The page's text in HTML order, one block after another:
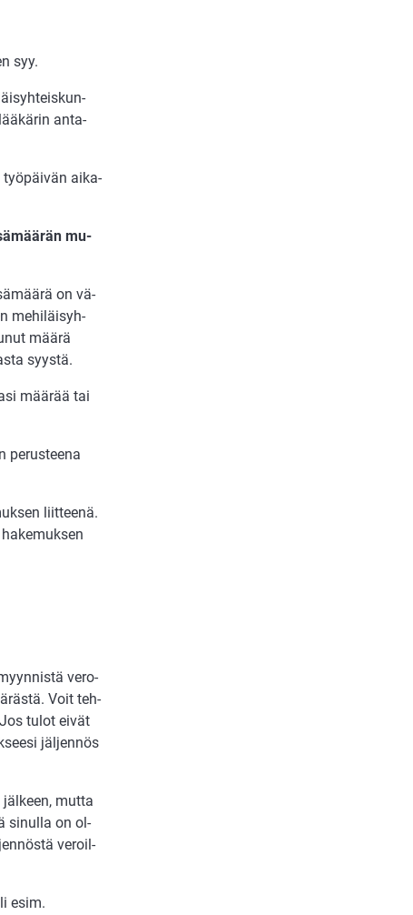
syy.
an­ta­
työ­päi­vän ai­ka­
mu­
on vä­
me­hi­läis­yh­
mää­rä
syys­tä.
mää­rää tai
pe­rus­tee­na
liit­tee­nä.
vero­
Voit teh­
tu­lot ei­vät
jäl­jen­nös
mut­ta
si­nul­la on ol­
vero­il­
esim.